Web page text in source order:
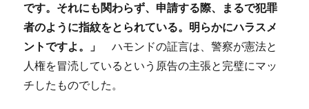
です。それにも関わらず、申請する際、まるで犯罪
者のように指紋をとられている。明らかにハラスメ
ントですよ。」ハモンドの証言は、警察が憲法と
人権を冒涜しているという原告の主張と完璧にマッ
チしたものでした。